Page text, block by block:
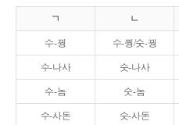
ㄱ ㄴ
수-꿩 수-퀑/숫-꿩
수-나사 숫-나사
수-놈 숫-놈
수-사돈 숫-사돈